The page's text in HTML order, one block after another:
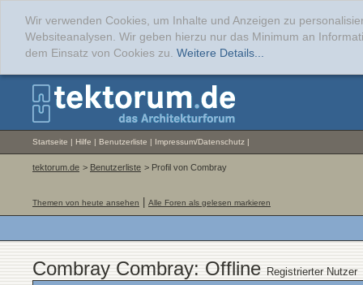
Wir verwenden Cookies, um Inhalte und Anzeigen zu
Websiteanalysen. Wir geben hierzu nur das Minimum an
dem Einsatz von Cookies zu. Weitere Details...
Startseite | Hilfe | Benutzerliste | Impressum/Datenschutz |
tektorum.de > Benutzerliste > Profil von Combray
Themen von heute ansehen Alle Foren als gelesen markieren
Combray Combray: Offline Registrierter Nutzer